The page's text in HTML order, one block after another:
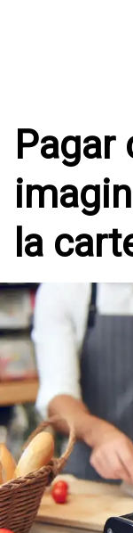
Pagar
la